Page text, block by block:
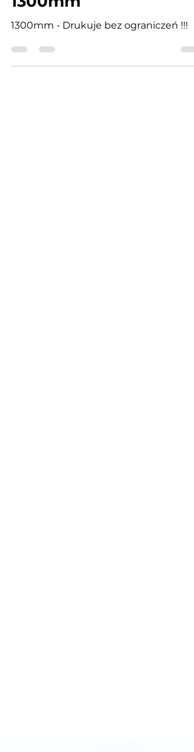
23 sty 2023
1300mm
1300mm - Drukuje bez ograniczeń !!!